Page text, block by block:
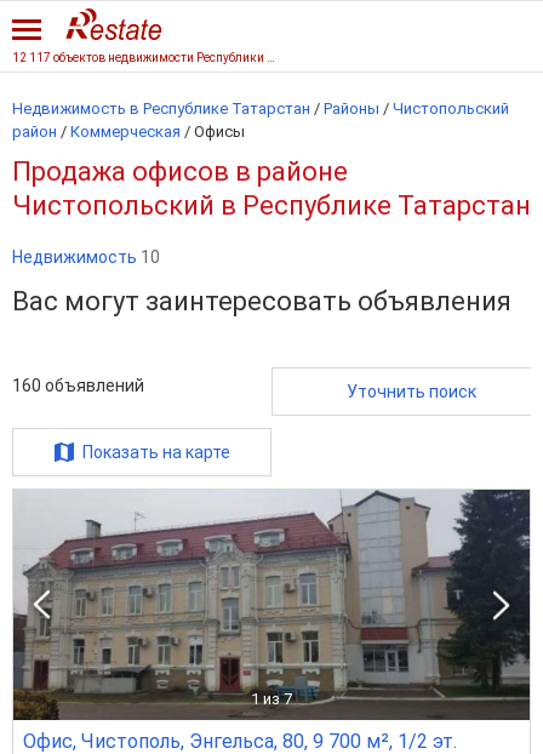
Недвижимость в Республике Татарстан / Районы / Чистопольский
район / Коммерческая / Офисы
Продажа офисов в районе
Чистопольский в Республике Татарстан
Недвижимость 10
Вас могут заинтересовать объявления
160 объявлений Уточнить поиск
Показать на карте
1 из 7
Офис, Чистополь, Энгельса, 80, 9 700 м², 1/2 эт.